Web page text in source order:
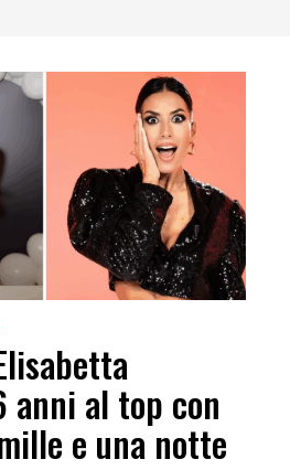
anni al top con
e una notte